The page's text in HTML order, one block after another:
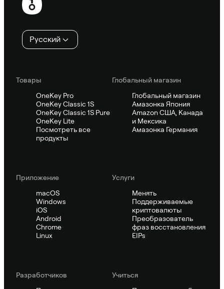
колонтитул
Русский
Товары
OneKey Pro
OneKey Classic 1S
OneKey Classic 1S Pure
OneKey Lite
Посмотреть все
продукты
Глобальный магазин
Глобальный магазин
Амазонка Япония
Amazon США, Канада
и Мексика
Амазонка Германия
Приложение
macOS
Windows
iOS
Android
Chrome
Linux
Услуги
Менять
Поддерживаемые
криптовалюты
Преобразователь
фраз восстановления
EIPs
Pазработчиков
Учиться